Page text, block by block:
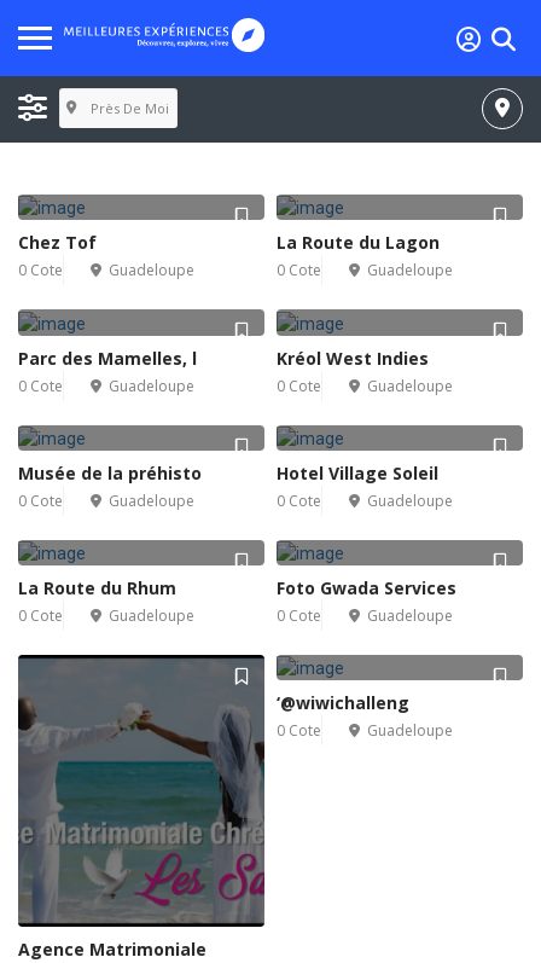
Près De Moi
Chez Tof
0 Cote Guadeloupe
La Route du Lagon
0 Cote Guadeloupe
Parc des Mamelles, l
0 Cote Guadeloupe
Kréol West Indies
0 Cote Guadeloupe
Musée de la préhisto
0 Cote Guadeloupe
Hotel Village Soleil
0 Cote Guadeloupe
La Route du Rhum
0 Cote Guadeloupe
Foto Gwada Services
0 Cote Guadeloupe
Agence Matrimoniale
‘@wiwichalleng
0 Cote Guadeloupe